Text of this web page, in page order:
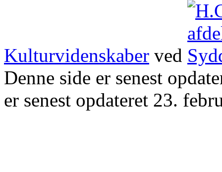
Kulturvidenskaber ved
Denne side er senest
er senest opdateret 23.